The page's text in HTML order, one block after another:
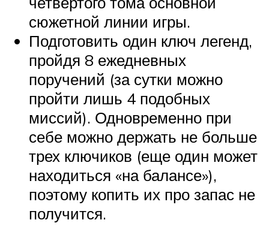
сюжетной линии игры.
Подготовить один ключ легенд,
пройдя 8 ежедневных
поручений (за сутки можно
пройти лишь 4 подобных
миссий). Одновременно при
себе можно держать не больше
трех ключиков (еще один может
находиться «на балансе»),
поэтому копить их про запас не
получится.